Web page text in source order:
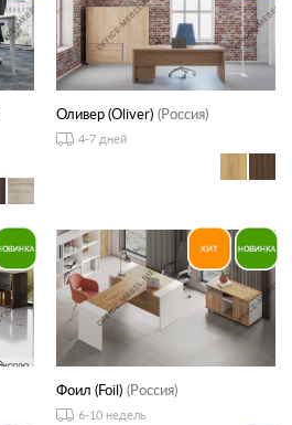
Оливер (Oliver) (Россия)
4-7 дней
Фоил (Foil) (Россия)
6-10 недель